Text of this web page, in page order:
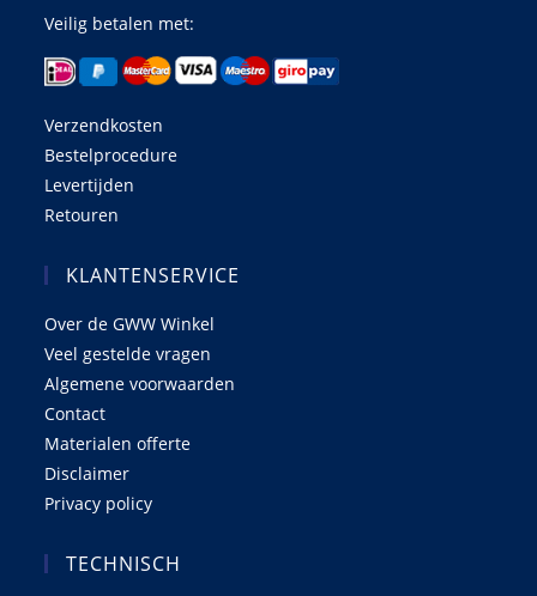
Veilig betalen met:
Verzendkosten
Bestelprocedure
Levertijden
Retouren
KLANTENSERVICE
Over de GWW Winkel
Veel gestelde vragen
Algemene voorwaarden
Contact
Materialen offerte
Disclaimer
Privacy policy
TECHNISCH